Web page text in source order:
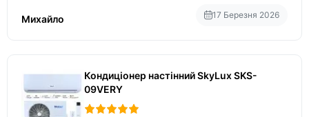
Михайло 17 Березня 2026
Кондиціонер настінний SkyLux SKS-
09VERY